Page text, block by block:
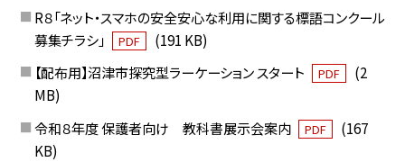
R８「ネット・スマホの安全安心な利用に関する標語コンクール
募集チラシ」
PDF
(191 KB)
【配布用】沼津市探究型ラーケーション スタート
PDF
(2
MB)
令和８年度 保護者向け 教科書展示会案内
PDF
(167
KB)